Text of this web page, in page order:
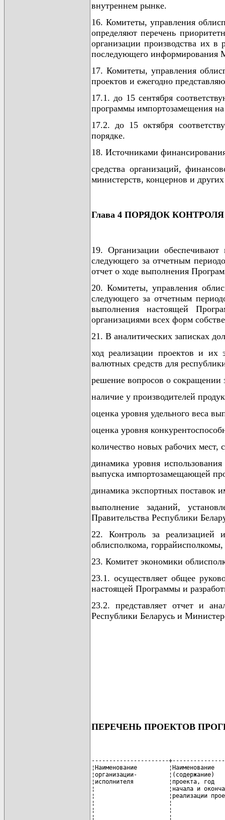
внутреннем рынке.
16. Комитеты, управления
определяют перечень
организации производства их в
последующего информирования
17. Комитеты, управления
проектов и ежегодно
17.1. до 15 сентября
программы импортозамещения
17.2. до 15 октября
порядке.
18. Источниками
средства организаций,
министерств, концернов и
Глава 4 ПОРЯДОК
19. Организации
следующего за отчетным
отчет о ходе выполнения
20. Комитеты, управления
следующего за отчетным
выполнения настоящей
организациями всех форм
21. В аналитических записках
ход реализации проектов и их
валютных средств для
решение вопросов о сокращении
наличие у производителей
оценка уровня удельного веса
оценка уровня
количество новых рабочих мест,
динамика уровня
выпуска импортозамещающей
динамика экспортных поставок
выполнение заданий,
Правительства Республики
22. Контроль за реализацией
облисполкома,
23. Комитет экономики
23.1. осуществляет общее
настоящей Программы и
23.2. представляет отчет и
Республики Беларусь и
ПЕРЕЧЕНЬ ПРОЕКТОВ
----------------------+------------------+--------------------------------------------------------------+-----------------------------------------
¦Наименование         ¦Наименование      ¦Планируемый объем финансирования, необходимый для реализации  ¦Направления и объемы использования      ¦
¦организации-         ¦(содержание)      ¦проекта, и источники, миллионов рублей                        ¦средств, миллионов рублей               ¦
¦исполнителя          ¦проекта, год      +---------+----------------------------------------------------+---------+------------------------------+
¦                     ¦начала и окончания¦всего    ¦в том числе                                         ¦всего    ¦в том числе                   ¦
¦                     ¦реализации проекта¦         +----------+---------+----------+---------+----------+         +-----------+--------+---------+
¦                     ¦                  ¦         ¦республи- ¦внебюд-  ¦собствен- ¦кредитные¦иностран- ¦         ¦научно-    ¦капи-   ¦попол-   ¦
¦                     ¦                  ¦         ¦канский   ¦жетные   ¦ные       ¦ресурсы  ¦ные       ¦         ¦исследова- ¦тальные ¦нение    ¦
¦                     ¦                  ¦         ¦бюджет    ¦средства ¦средства  ¦         ¦инвестиции¦         ¦тельские и ¦вложения¦собст-   ¦
¦                     ¦                  ¦         +----------+         ¦организа- ¦         ¦          ¦         ¦опытно-    ¦        ¦венных   ¦
¦                     ¦                  ¦         ¦областной ¦         ¦ций       ¦         ¦          ¦         ¦конструк-  ¦        ¦оборотных¦
¦                     ¦                  ¦         ¦бюджет    ¦         ¦          ¦         ¦          ¦         ¦торские    ¦        ¦средств  ¦
¦                     ¦                  ¦         ¦          ¦         ¦          ¦         ¦          ¦         ¦работы     ¦        ¦         ¦
+---------------------+------------------+---------+----------+---------+----------+---------+----------+---------+-----------+--------+---------+
¦          1          ¦         2        ¦    3    ¦    4     ¦    5    ¦     6    ¦    7    ¦    8     ¦    9    ¦    10     ¦   11   ¦    12   ¦
+---------------------+------------------+---------+----------+---------+----------+---------+----------+---------+-----------+--------+---------+
¦                       1.